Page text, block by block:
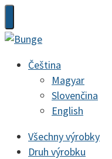
Čeština
Magyar
Slovenčina
English
Všechny výrobky
Druh výrobku